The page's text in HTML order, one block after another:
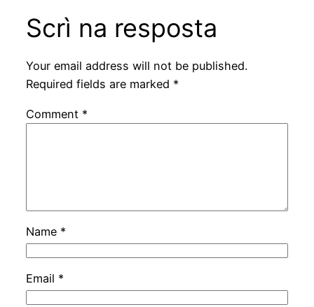
Scrì na resposta
Your email address will not be published.
Required fields are marked *
Comment *
Name *
Email *